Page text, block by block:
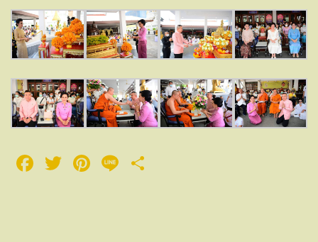
Facebook
Twitter
Pinterest
Line